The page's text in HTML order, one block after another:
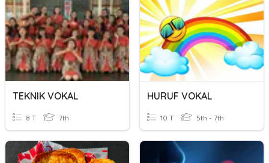
TEKNIK VOKAL
8 T 7th
HURUF VOKAL
10 T 5th - 7th